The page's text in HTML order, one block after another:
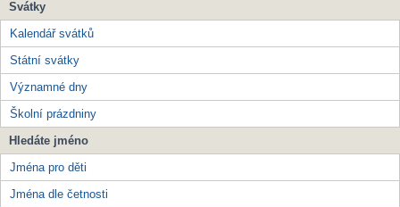
Svátky
Kalendář svátků
Státní svátky
Významné dny
Školní prázdniny
Hledáte jméno
Jména pro děti
Jména dle četnosti